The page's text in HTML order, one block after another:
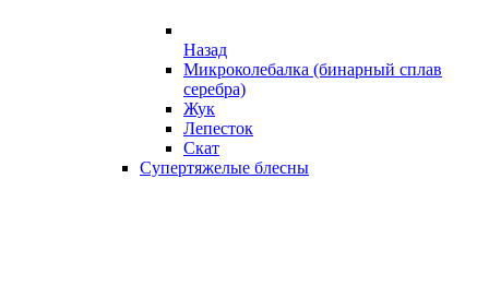
Назад
Микроколебалка (бинарный сплав
серебра)
Жук
Лепесток
Скат
Супертяжелые блесны